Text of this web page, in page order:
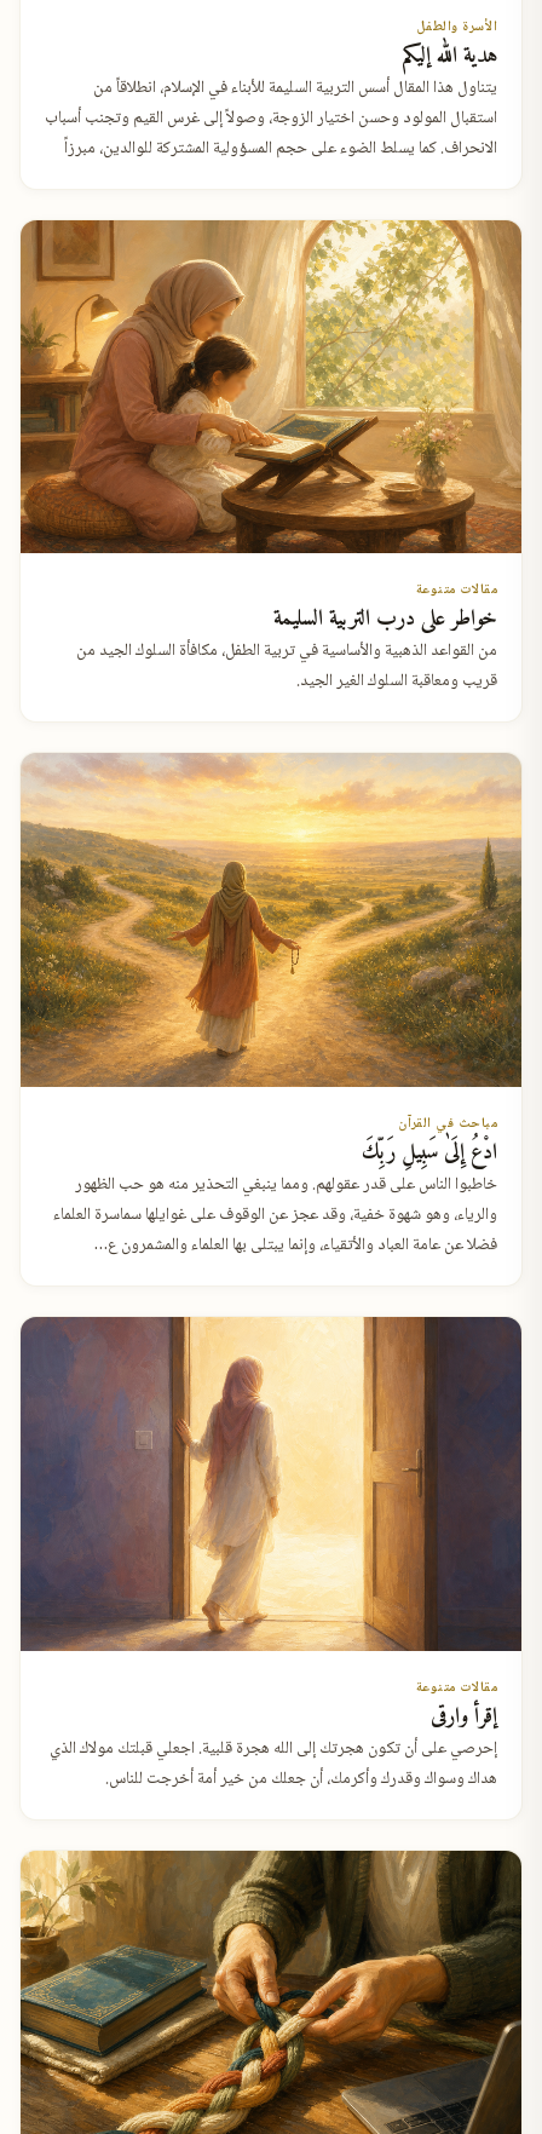
الأسرة والطفل
هدية الله إليكم
يتناول هذا المقال أسس التربية السليمة للأبناء في الإسلام، انطلاقاً من
استقبال المولود وحسن اختيار الزوجة، وصولاً إلى غرس القيم وتجنب أسباب
الانحراف. كما يسلط الضوء على حجم المسؤولية المشتركة للوالدين، مبرزاً
مقالات متنوعة
خواطر على درب التربية السليمة
من القواعد الذهبية والأساسية في تربية الطفل، مكافأة السلوك الجيد من
قريب ومعاقبة السلوك الغير الجيد.
مباحث في القرآن
ادْعُ إِلَىٰ سَبِيلِ رَبِّكَ
خاطبوا الناس على قدر عقولهم. ومما ينبغي التحذير منه هو حب الظهور
والرياء، وهو شهوة خفية، وقد عجز عن الوقوف على غوايلها سماسرة العلماء
فضلا عن عامة العباد والأتقياء، وإنما يبتلى بها العلماء والمشمرون ع…
مقالات متنوعة
إقرأ وارقى
إحرصي على أن تكون هجرتك إلى الله هجرة قلبية. اجعلي قبلتك مولاك الذي
هداك وسواك وقدرك وأكرمك، أن جعلك من خير أمة أخرجت للناس.